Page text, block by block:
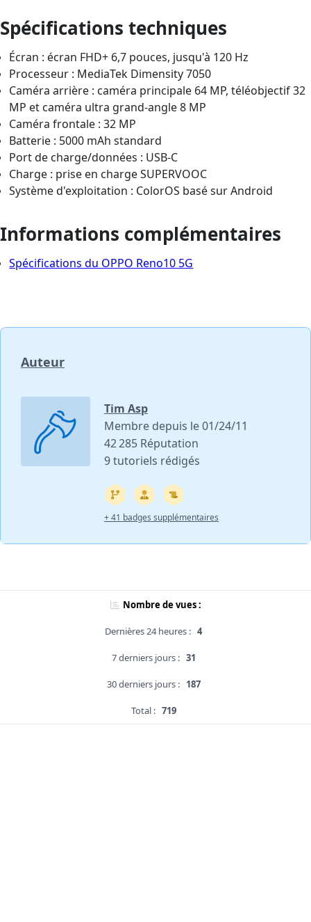
Spécifications techniques
Écran : écran FHD+ 6,7 pouces, jusqu'à 120 Hz
Processeur : MediaTek Dimensity 7050
Caméra arrière : caméra principale 64 MP, téléobjectif 32
MP et caméra ultra grand-angle 8 MP
Caméra frontale : 32 MP
Batterie : 5000 mAh standard
Port de charge/données : USB-C
Charge : prise en charge SUPERVOOC
Système d'exploitation : ColorOS basé sur Android
Informations complémentaires
Spécifications du OPPO Reno10 5G
Auteur
Tim Asp
Membre depuis le 01/24/11
42 285 Réputation
9 tutoriels rédigés
+ 41 badges supplémentaires
Nombre de vues :
Dernières 24 heures : 4
7 derniers jours : 31
30 derniers jours : 187
Total : 719